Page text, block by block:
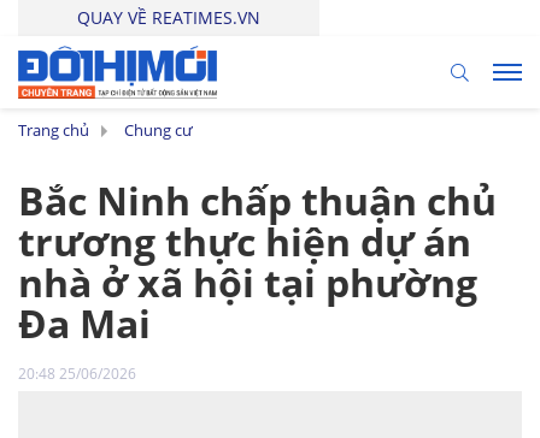
QUAY VỀ REATIMES.VN
Trang chủ Chung cư
Bắc Ninh chấp thuận chủ
trương thực hiện dự án
nhà ở xã hội tại phường
Đa Mai
20:48 25/06/2026